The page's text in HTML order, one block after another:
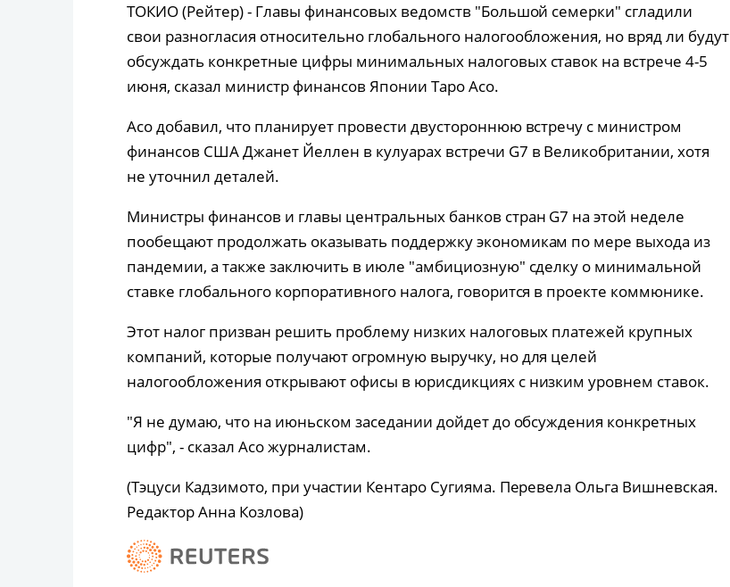
ТОКИО (Рейтер) - Главы финансовых ведомств "Большой семерки" сгладили
свои разногласия относительно глобального налогообложения, но вряд ли будут
обсуждать конкретные цифры минимальных налоговых ставок на встрече 4-5
июня, сказал министр финансов Японии Таро Асо.
Асо добавил, что планирует провести двустороннюю встречу с министром
финансов США Джанет Йеллен в кулуарах встречи G7 в Великобритании, хотя
не уточнил деталей.
Министры финансов и главы центральных банков стран G7 на этой неделе
пообещают продолжать оказывать поддержку экономикам по мере выхода из
пандемии, а также заключить в июле "амбициозную" сделку о минимальной
ставке глобального корпоративного налога, говорится в проекте коммюнике.
Этот налог призван решить проблему низких налоговых платежей крупных
компаний, которые получают огромную выручку, но для целей
налогообложения открывают офисы в юрисдикциях с низким уровнем ставок.
"Я не думаю, что на июньском заседании дойдет до обсуждения конкретных
цифр", - сказал Асо журналистам.
(Тэцуси Кадзимото, при участии Кентаро Сугияма. Перевела Ольга Вишневская.
Редактор Анна Козлова)